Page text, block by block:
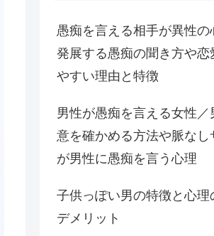
愚痴を言える相手が異性の
発展する愚痴の聞き方や恋
やすい理由と特徴
男性が愚痴を言える女性
意を確かめる方法や脈なし
が男性に愚痴を言う心理
子供っぽい男の特徴と心理
デメリット